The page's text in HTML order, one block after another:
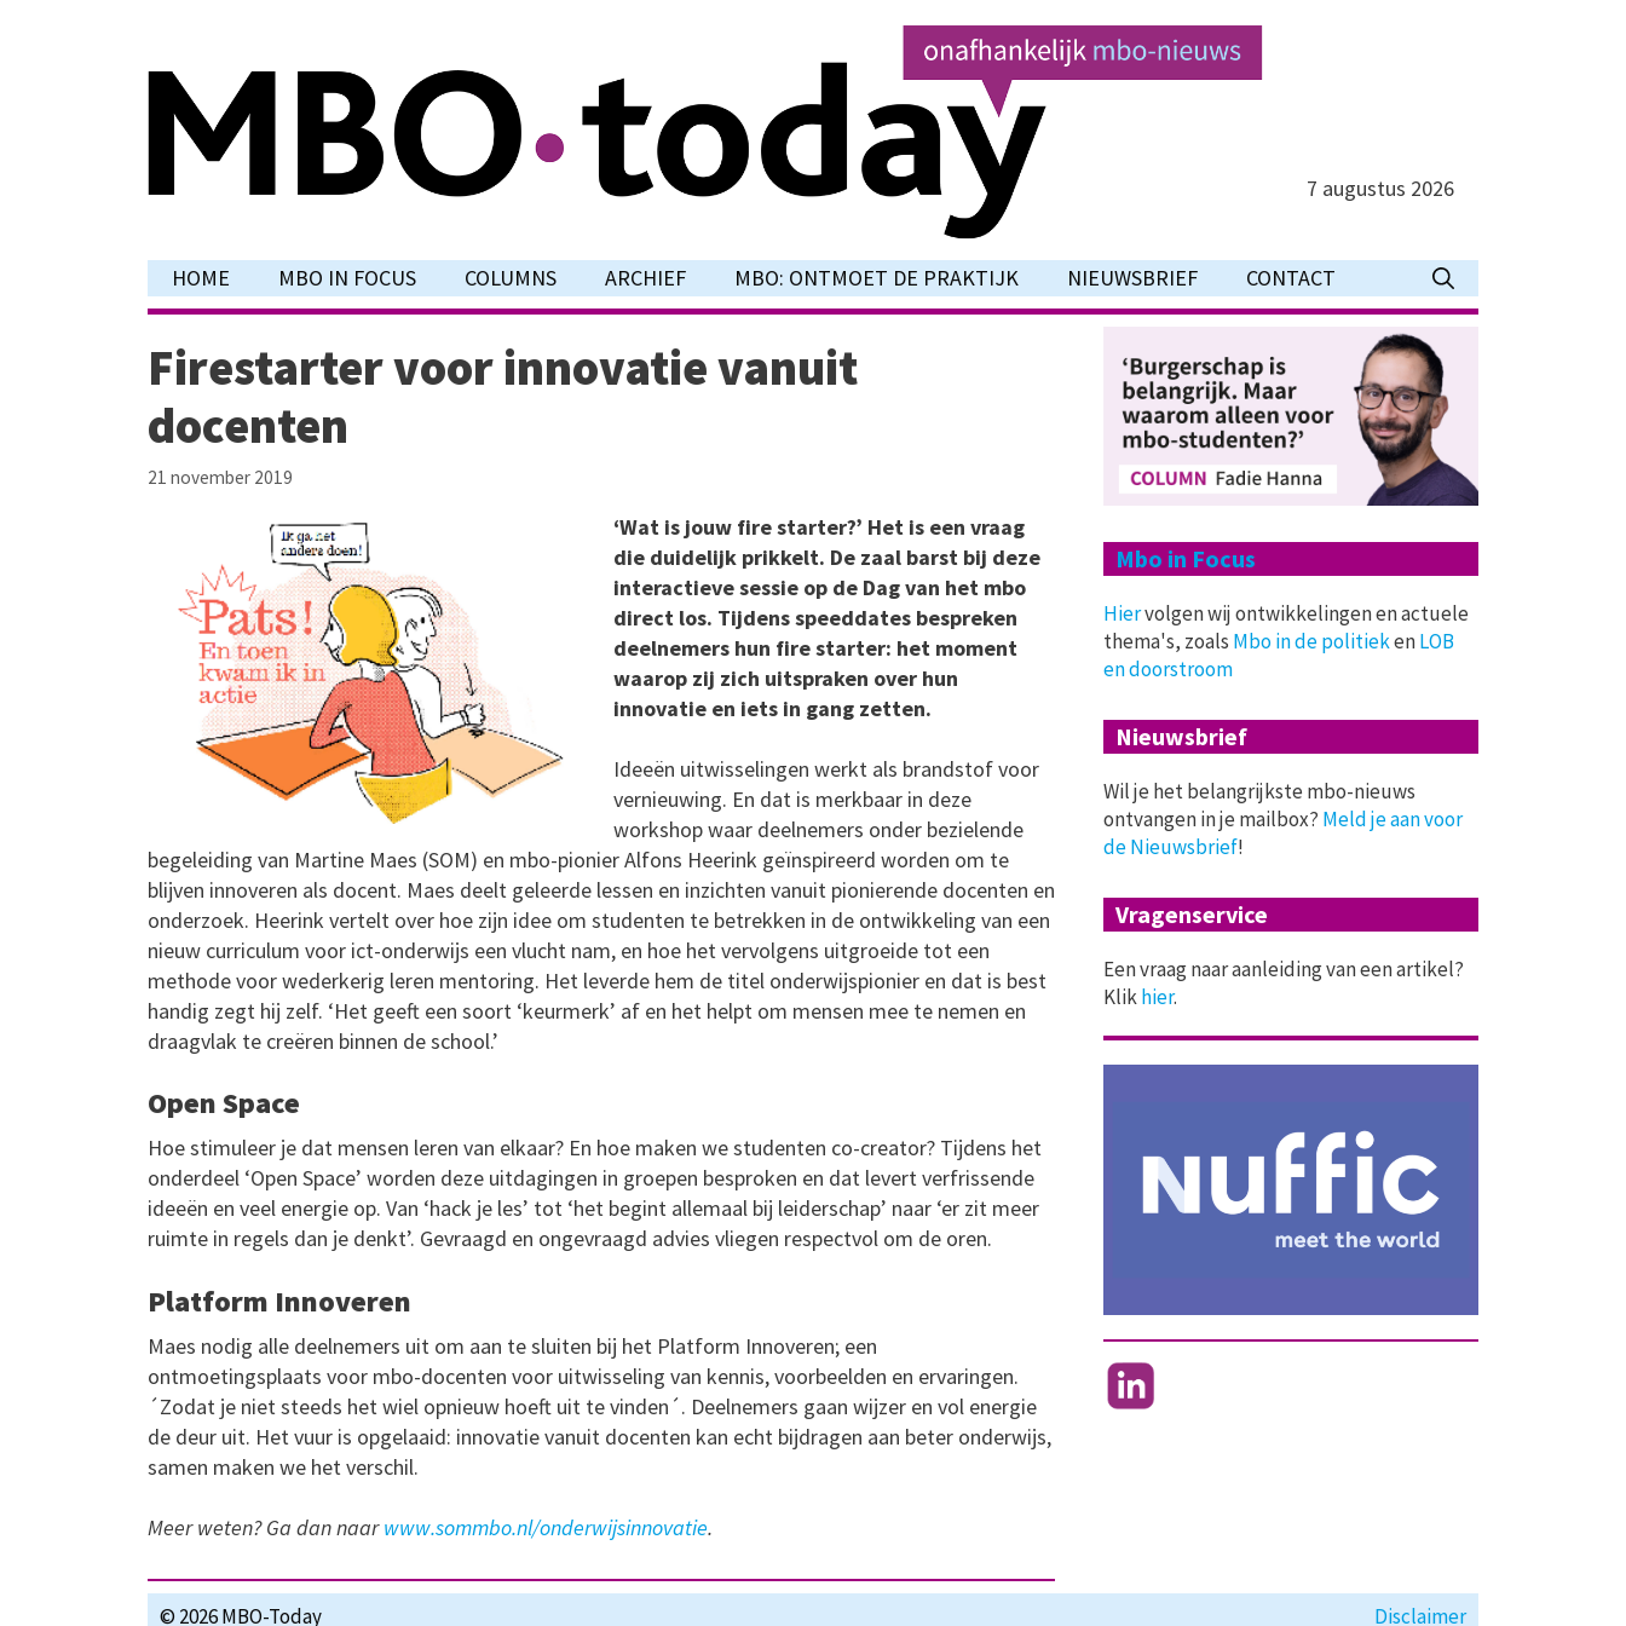
7 augustus 2026
HOME MBO IN FOCUS COLUMNS ARCHIEF MBO: ONTMOET DE PRAKTIJK NIEUWSBRIEF CONTACT
Firestarter voor innovatie vanuit
docenten
21 november 2019
‘Wat is jouw fire starter?’ Het is een vraag
die duidelijk prikkelt. De zaal barst bij deze
interactieve sessie op de Dag van het mbo
direct los. Tijdens speeddates bespreken
deelnemers hun fire starter: het moment
waarop zij zich uitspraken over hun
innovatie en iets in gang zetten.
Ideeën uitwisselingen werkt als brandstof voor
vernieuwing. En dat is merkbaar in deze
workshop waar deelnemers onder bezielende
begeleiding van Martine Maes (SOM) en mbo-pionier Alfons Heerink geïnspireerd worden om te
blijven innoveren als docent. Maes deelt geleerde lessen en inzichten vanuit pionierende docenten en
onderzoek. Heerink vertelt over hoe zijn idee om studenten te betrekken in de ontwikkeling van een
nieuw curriculum voor ict-onderwijs een vlucht nam, en hoe het vervolgens uitgroeide tot een
methode voor wederkerig leren mentoring. Het leverde hem de titel onderwijspionier en dat is best
handig zegt hij zelf. ‘Het geeft een soort ‘keurmerk’ af en het helpt om mensen mee te nemen en
draagvlak te creëren binnen de school.’
Open Space
Hoe stimuleer je dat mensen leren van elkaar? En hoe maken we studenten co-creator? Tijdens het
onderdeel ‘Open Space’ worden deze uitdagingen in groepen besproken en dat levert verfrissende
ideeën en veel energie op. Van ‘hack je les’ tot ‘het begint allemaal bij leiderschap’ naar ‘er zit meer
ruimte in regels dan je denkt’. Gevraagd en ongevraagd advies vliegen respectvol om de oren.
Platform Innoveren
Maes nodig alle deelnemers uit om aan te sluiten bij het Platform Innoveren; een
ontmoetingsplaats voor mbo-docenten voor uitwisseling van kennis, voorbeelden en ervaringen.
´Zodat je niet steeds het wiel opnieuw hoeft uit te vinden´. Deelnemers gaan wijzer en vol energie
de deur uit. Het vuur is opgelaaid: innovatie vanuit docenten kan echt bijdragen aan beter onderwijs,
samen maken we het verschil.
Meer weten? Ga dan naarwww.sommbo.nl/onderwijsinnovatie.
Mbo in Focus
Hiervolgen wij ontwikkelingen en actuele
thema's, zoals Mbo in de politiekenLOB
en doorstroom
Nieuwsbrief
Wil je het belangrijkste mbo-nieuws
ontvangen in je mailbox? Meld je aan voor
de Nieuwsbrief!
Vragenservice
Een vraag naar aanleiding van een artikel?
Klikhier.
Disclaimer
© 2026 MBO-Today